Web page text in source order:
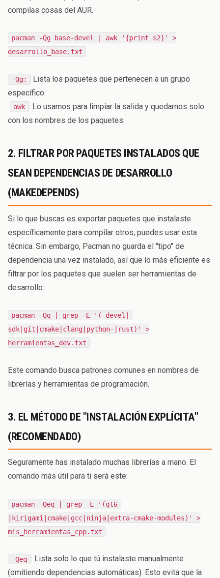
compilas cosas del AUR.
pacman -Qg base-devel | awk '{print $2}' >
desarrollo_base.txt
-Qg:
Lista los paquetes que pertenecen a un grupo
específico.
awk : Lo usamos para limpiar la salida y quedarnos solo
con los nombres de los paquetes.
2. FILTRAR POR PAQUETES INSTALADOS QUE
SEAN DEPENDENCIAS DE DESARROLLO
(MAKEDEPENDS)
Si lo que buscas es exportar paquetes que instalaste
específicamente para compilar otros, puedes usar esta
técnica. Sin embargo, Pacman no guarda el "tipo" de
dependencia una vez instalado, así que lo más eficiente es
filtrar por los paquetes que suelen ser herramientas de
desarrollo:
pacman -Qq | grep -E '(-devel|-
sdk|git|cmake|clang|python-|rust)' >
herramientas_dev.txt
Este comando busca patrones comunes en nombres de
librerías y herramientas de programación.
3. EL MÉTODO DE "INSTALACIÓN EXPLÍCITA"
(RECOMENDADO)
Seguramente has instalado muchas librerías a mano. El
comando más útil para ti será este:
pacman -Qeq | grep -E '(qt6-
|kirigami|cmake|gcc|ninja|extra-cmake-modules)' >
mis_herramientas_cpp.txt
-Qeq : Lista solo lo que tú instalaste manualmente
(omitiendo dependencias automáticas). Esto evita que la